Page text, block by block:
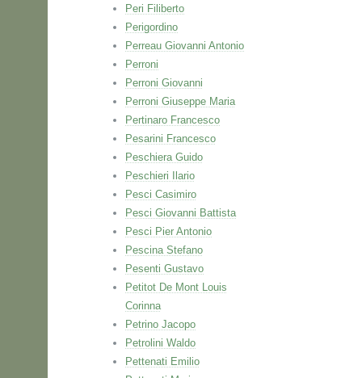
Peri Filiberto
Perigordino
Perreau Giovanni Antonio
Perroni
Perroni Giovanni
Perroni Giuseppe Maria
Pertinaro Francesco
Pesarini Francesco
Peschiera Guido
Peschieri Ilario
Pesci Casimiro
Pesci Giovanni Battista
Pesci Pier Antonio
Pescina Stefano
Pesenti Gustavo
Petitot De Mont Louis
Corinna
Petrino Jacopo
Petrolini Waldo
Pettenati Emilio